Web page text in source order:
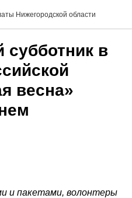
Нижегородской области
субботник в
весна»
и пакетами, волонтеры